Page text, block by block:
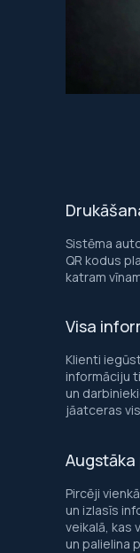
Pircēji
un izlasīs
veikalā, kas
un palielina
Klienti
informāciju
un
jāatceras
Visa
Sistēma
QR kodus
katram